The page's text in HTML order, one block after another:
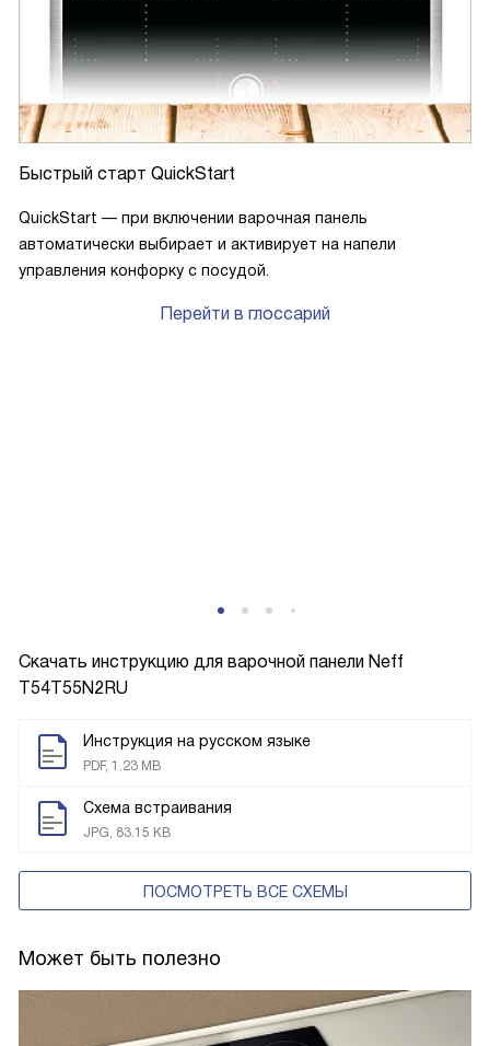
Скачать инструкцию для варочной панели Neff
T54T55N2RU
Инструкция на русском языке
PDF, 1.23 MB
Схема встраивания
JPG, 83.15 KB
ПОСМОТРЕТЬ ВСЕ СХЕМЫ
Может быть полезно
Быстрый старт QuickStart
QuickStart — при включении варочная панель
автоматически выбирает и активирует на напели
управления конфорку с посудой.
Перейти в глоссарий